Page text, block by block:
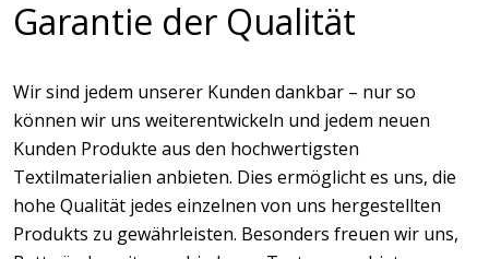
Garantie der Qualität
Wir sind jedem unserer Kunden dankbar – nur so
können wir uns weiterentwickeln und jedem neuen
Kunden Produkte aus den hochwertigsten
Textilmaterialien anbieten. Dies ermöglicht es uns, die
hohe Qualität jedes einzelnen von uns hergestellten
Produkts zu gewährleisten. Besonders freuen wir uns,